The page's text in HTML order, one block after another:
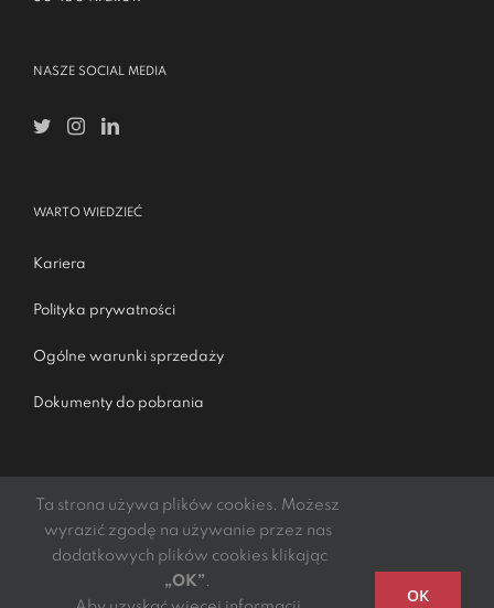
NASZE SOCIAL MEDIA
WARTO WIEDZIEĆ
Kariera
Polityka prywatności
Ogólne warunki sprzedaży
Dokumenty do pobrania
Podmiotem świadczącym obsługę płatności online jest
Ta strona używa plików cookies. Możesz
wyrazić zgodę na używanie przez nas
dodatkowych plików cookies klikając
„OK” .
OK